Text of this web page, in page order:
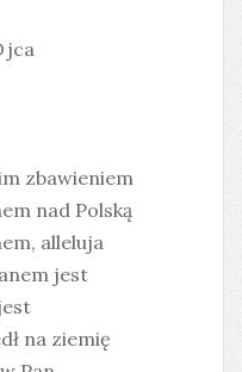
zbawieniem
nad Polską
alleluja
jest
na ziemię